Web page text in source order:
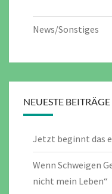
News/Sonstiges
NEUESTE BEITRÄGE
Jetzt beginnt das
Wenn Schweigen
nicht mein Leben“